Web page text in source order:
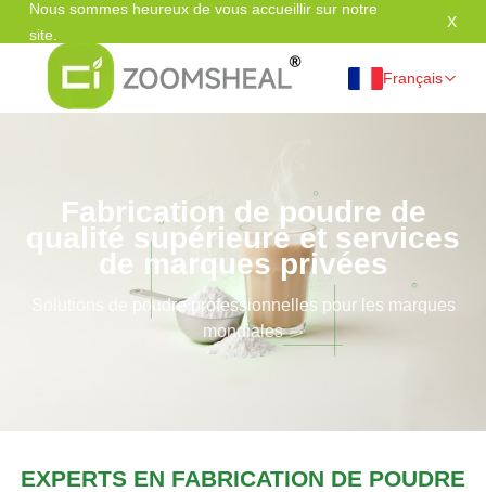
Nous sommes heureux de vous accueillir sur notre
site.
X
Français
Fabrication de poudre de
qualité supérieure et services
de marques privées
Solutions de poudre professionnelles pour les marques
mondiales
EXPERTS EN FABRICATION DE POUDRE